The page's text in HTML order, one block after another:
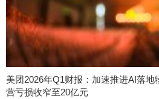
美团2026年Q1财报：加速推进AI落
营亏损收窄至20亿元